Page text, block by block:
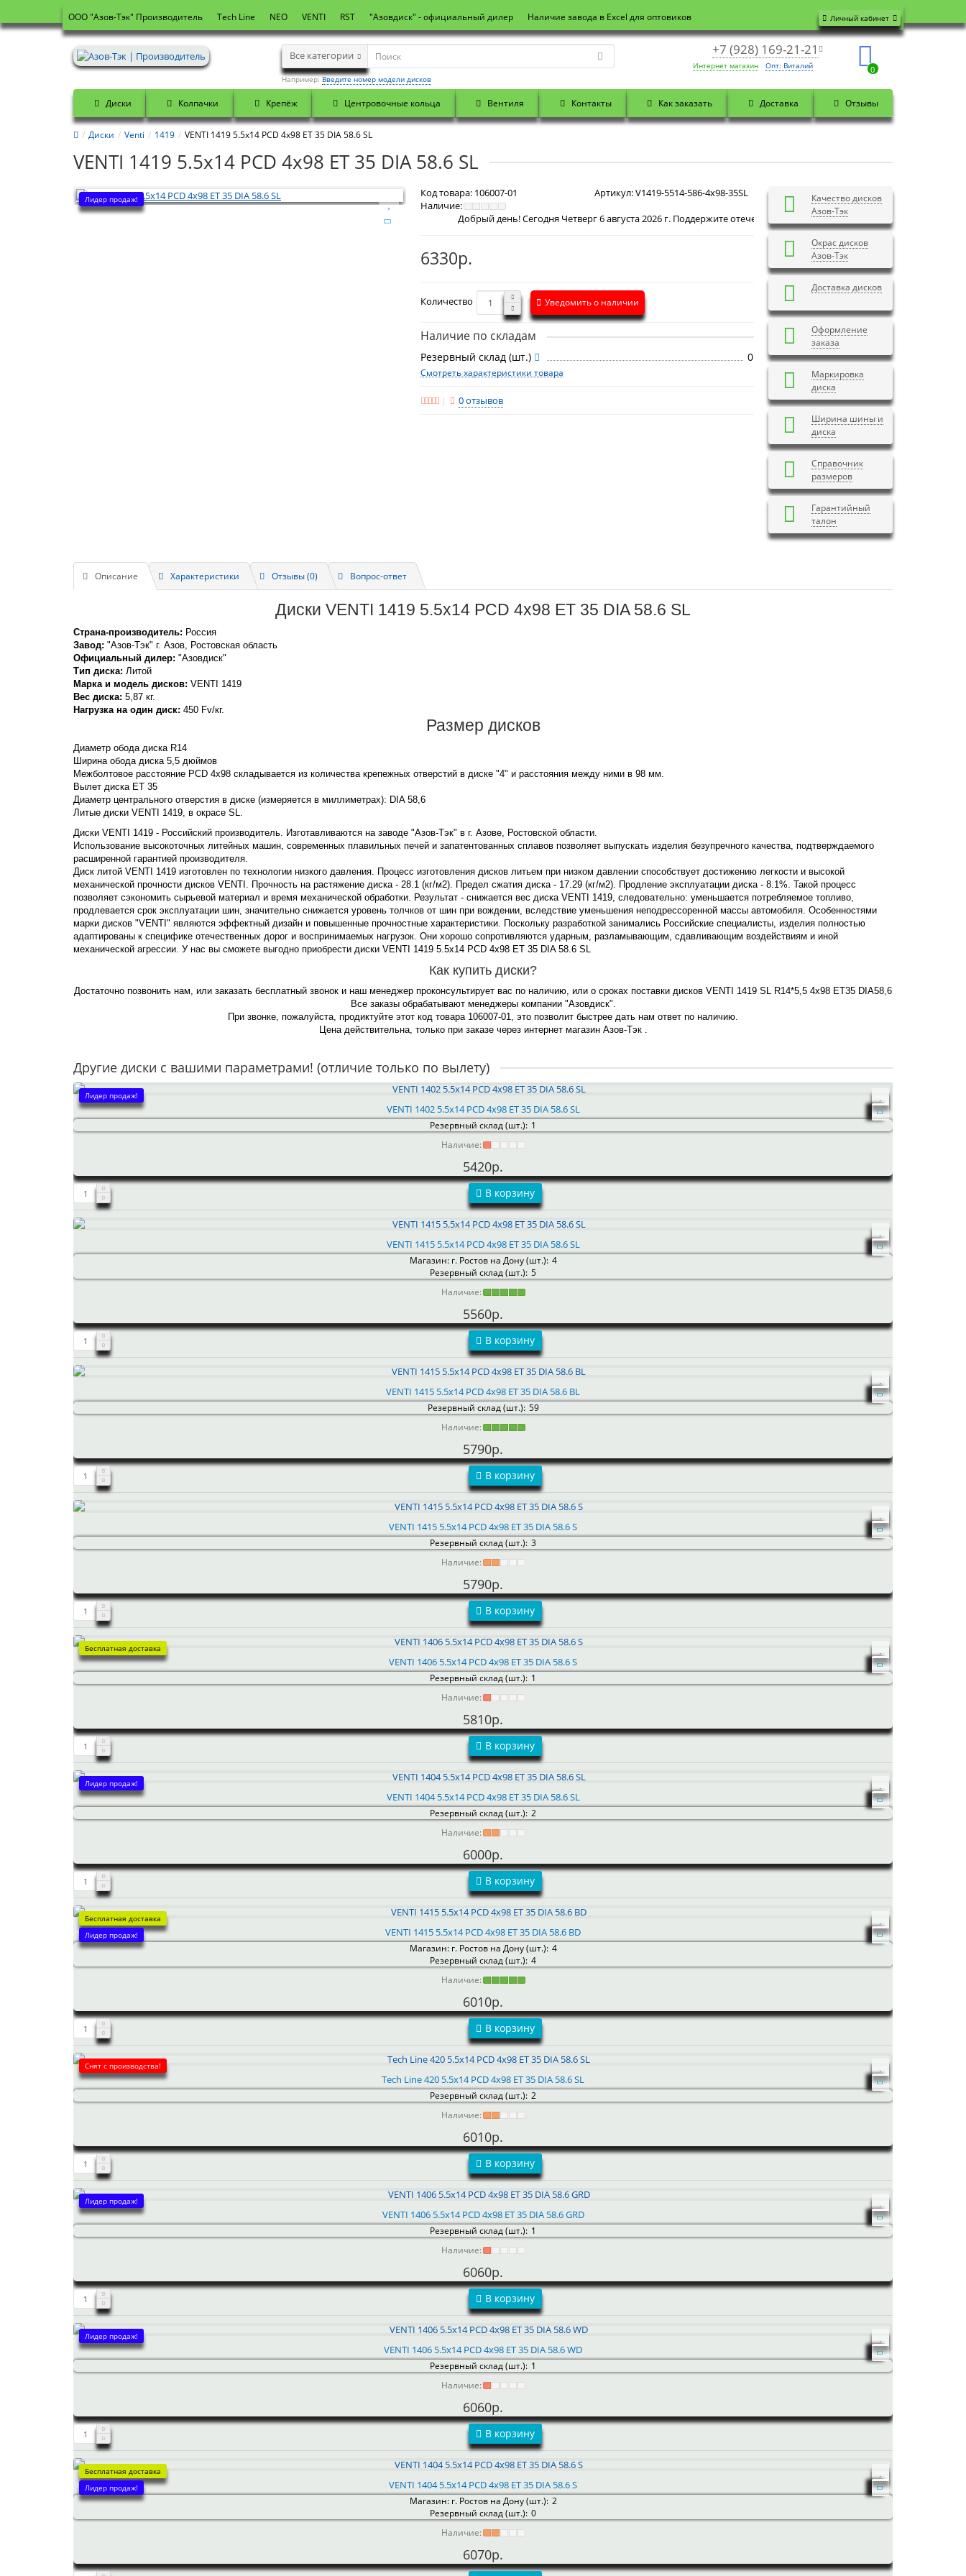
Личный кабинет
OOO "Азов-Тэк" Производитель Tech Line NEO VENTI RST "Азовдиск" - официальный дилер Наличие завода в Excel для оптовиков
+7 (928) 169-21-21
Интернет магазин Опт: Виталий 0
Все категории
Например:Введите номер модели дисков
Диски Колпачки Крепёж Центровочные кольца Вентиля Контакты Как заказать Доставка Отзывы
Диски Venti 1419 VENTI 1419 5.5x14 PCD 4x98 ET 35 DIA 58.6 SL
VENTI 1419 5.5x14 PCD 4x98 ET 35 DIA 58.6 SL
Лидер продаж! Код товара: 106007-01 Артикул:V1419-5514-586-4x98-35SL
Наличие:
Добрый день! СегодняЧетверг 6 августа 2026 г.
6330р.
Количество Уведомить о наличии
Наличие по складам
Резервный склад (шт.) 0
Смотреть характеристики товара
0 отзывов
Качество дисков
Азов-Тэк
Окрас дисков
Азов-Тэк
Доставка дисков
Оформление
заказа
Маркировка
диска
Ширина шины и
диска
Справочник
размеров
Гарантийный
талон
Описание Характеристики Отзывы (0) Вопрос-ответ
Диски VENTI 1419 5.5x14 PCD 4x98 ET 35 DIA 58.6 SL
Страна-производитель: Россия
Завод: "Азов-Тэк" г. Азов, Ростовская область
Официальный дилер: "Азовдиск"
Тип диска: Литой
Марка и модель дисков: VENTI 1419
Вес диска: 5,87 кг.
Нагрузка на один диск: 450 Fv/кг.
Размер дисков
Диаметр обода диска R14
Ширина обода диска 5,5 дюймов
Межболтовое расстояние PCD 4x98 складывается из количества крепежных отверстий в диске "4" и расстояния между ними в 98 мм.
Вылет диска ET 35
Диаметр центрального отверстия в диске (измеряется в миллиметрах): DIA 58,6
Литые диски VENTI 1419, в окрасе SL.
Диски VENTI 1419 - Российский производитель. Изготавливаются на заводе "Азов-Тэк" в г. Азове, Ростовской области.
Использование высокоточных литейных машин, современных плавильных печей и запатентованных сплавов позволяет выпускать изделия безупречного качества, подтверждаемого
расширенной гарантией производителя.
Диск литой VENTI 1419 изготовлен по технологии низкого давления. Процесс изготовления дисков литьем при низком давлении способствует достижению легкости и высокой
механической прочности дисков VENTI. Прочность на растяжение диска - 28.1 (кг/м2). Предел сжатия диска - 17.29 (кг/м2). Продление эксплуатации диска - 8.1%. Такой процесс
позволяет сэкономить сырьевой материал и время механической обработки. Результат - снижается вес диска VENTI 1419, следовательно: уменьшается потребляемое топливо,
продлевается срок эксплуатации шин, значительно снижается уровень толчков от шин при вождении, вследствие уменьшения неподрессоренной массы автомобиля. Особенностями
марки дисков "VENTI" являются эффектный дизайн и повышенные прочностные характеристики. Поскольку разработкой занимались Российские специалисты, изделия полностью
адаптированы к специфике отечественных дорог и воспринимаемых нагрузок. Они хорошо сопротивляются ударным, разламывающим, сдавливающим воздействиям и иной
механической агрессии. У нас вы сможете выгодно приобрести диски VENTI 1419 5.5x14 PCD 4x98 ET 35 DIA 58.6 SL
Как купить диски?
Достаточно позвонить нам, или заказать бесплатный звонок и наш менеджер проконсультирует вас по наличию, или о сроках поставки дисков VENTI 1419 SL R14*5,5 4x98 ET35 DIA58,6
Все заказы обрабатывают менеджеры компании "Азовдиск".
При звонке, пожалуйста, продиктуйте этот код товара 106007-01, это позволит быстрее дать нам ответ по наличию.
Цена действительна, только при заказе через интернет магазин Азов-Тэк .
Другие диски с вашими параметрами! (отличие только по вылету)
Лидер продаж!
VENTI 1402 5.5x14 PCD 4x98 ET 35 DIA 58.6 SL
Резервный склад (шт.): 1
Наличие:
5420р.
В корзину
VENTI 1415 5.5x14 PCD 4x98 ET 35 DIA 58.6 SL
Магазин: г. Ростов на Дону (шт.): 4
Резервный склад (шт.): 5
Наличие:
5560р.
В корзину
VENTI 1415 5.5x14 PCD 4x98 ET 35 DIA 58.6 BL
Резервный склад (шт.): 59
Наличие:
5790р.
В корзину
VENTI 1415 5.5x14 PCD 4x98 ET 35 DIA 58.6 S
Резервный склад (шт.): 3
Наличие:
5790р.
В корзину
Бесплатная доставка
VENTI 1406 5.5x14 PCD 4x98 ET 35 DIA 58.6 S
Резервный склад (шт.): 1
Наличие:
5810р.
В корзину
Лидер продаж!
VENTI 1404 5.5x14 PCD 4x98 ET 35 DIA 58.6 SL
Резервный склад (шт.): 2
Наличие:
6000р.
В корзину
Бесплатная доставка
Лидер продаж!
VENTI 1415 5.5x14 PCD 4x98 ET 35 DIA 58.6 BD
Магазин: г. Ростов на Дону (шт.): 4
Резервный склад (шт.): 4
Наличие:
6010р.
В корзину
Снят с производства!
Tech Line 420 5.5x14 PCD 4x98 ET 35 DIA 58.6 SL
Резервный склад (шт.): 2
Наличие:
6010р.
В корзину
Лидер продаж!
VENTI 1406 5.5x14 PCD 4x98 ET 35 DIA 58.6 GRD
Резервный склад (шт.): 1
Наличие:
6060р.
В корзину
Лидер продаж!
VENTI 1406 5.5x14 PCD 4x98 ET 35 DIA 58.6 WD
Резервный склад (шт.): 1
Наличие:
6060р.
В корзину
Бесплатная доставка
Лидер продаж!
VENTI 1404 5.5x14 PCD 4x98 ET 35 DIA 58.6 S
Магазин: г. Ростов на Дону (шт.): 2
Резервный склад (шт.): 0
Наличие:
6070р.